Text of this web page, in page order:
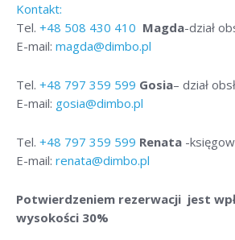
Kontakt:
Tel. +48 508 430 410 Magda-dział
E-mail: magda@dimbo.pl
Tel. +48 797 359 599 Gosia– dział
E-mail: gosia@dimbo.pl
Tel. +48 797 359 599 Renata -
E-mail: renata@dimbo.pl
Potwierdzeniem rezerwacji jest
wysokości 30%